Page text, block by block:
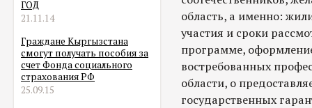
ГОД
21.11.14
Граждане Кыргызстана
смогут получать пособия за
счет Фонда социального
страхования РФ
25.09.15
область, а именно:
участия и сроки
программе,
востребованных
области, о
государственных